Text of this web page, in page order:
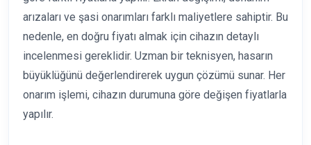
arızaları ve şasi onarımları farklı maliyetlere sahiptir. Bu
nedenle, en doğru fiyatı almak için cihazın detaylı
incelenmesi gereklidir. Uzman bir teknisyen, hasarın
büyüklüğünü değerlendirerek uygun çözümü sunar. Her
onarım işlemi, cihazın durumuna göre değişen fiyatlarla
yapılır.